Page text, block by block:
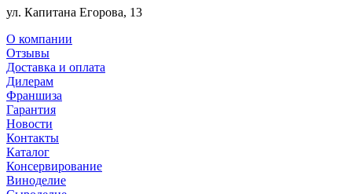
ул. Капитана Егорова, 13
О компании
Отзывы
Доставка и оплата
Дилерам
Франшиза
Гарантия
Новости
Контакты
Каталог
Консервирование
Виноделие